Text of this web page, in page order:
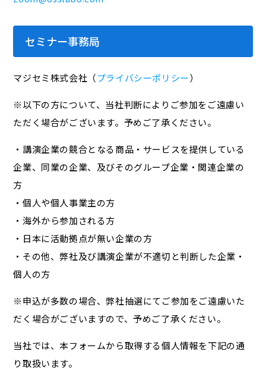
セミナー事務局
マジセミ株式会社（プライバシーポリシー）
※以下の方について、当社判断によりご参加をご遠慮い
ただく場合がございます。予めご了承ください。
・講演企業の競合となる商品・サービスを提供している
企業、同業の企業、及びそのグループ企業・関連企業の
方
・個人や個人事業主の方
・海外から参加される方
・日本に活動拠点が無い企業の方
・その他、弊社及び講演企業が不適切と判断した企業・
個人の方
※申込が多数の場合、弊社抽選にてご参加をご遠慮いた
だく場合がございますので、予めご了承ください。
当社では、本フォームから取得する個人情報を下記の通
り取扱います。